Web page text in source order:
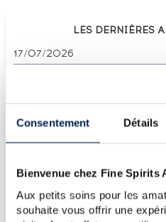
Consentement Détails
Bienvenue chez Fine Spirits
Aux petits soins pour les
souhaite vous offrir une
LES DERNIÈRES
17/07/2026
10/12/2021
12/02/2021
VOUS
UN SPIRITUEUX